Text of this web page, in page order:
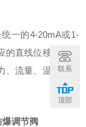
一的4-20mA或1-
直线位移，自动
流量、温度、液
调节阀
联系
顶部